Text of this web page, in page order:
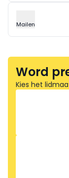
Mailen
Word
Kies het